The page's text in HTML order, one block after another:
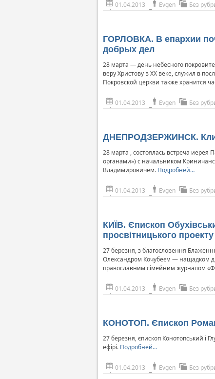
01.04.2013 Evgen Без
ГОРЛОВКА. В епархии
добрых дел
28 марта — день небесного
веру Христову в ХХ веке, служил в
Покровской церкви также хранится
01.04.2013 Evgen Без
ДНЕПРОДЗЕРЖИНСК.
28 марта , состоялась встреча
органами») с начальником
Владимировичем. Подробней…
01.04.2013 Evgen Без
КИЇВ. Єпископ
просвітницького проекту
27 березня, з благословення
Олександром Кочубеєм — нащадком
православним сімейним журналом
01.04.2013 Evgen Без
КОНОТОП. Єпископ Роман
27 березня, єпископ Конотопський і
ефірі. Подробней…
01.04.2013 Evgen Без